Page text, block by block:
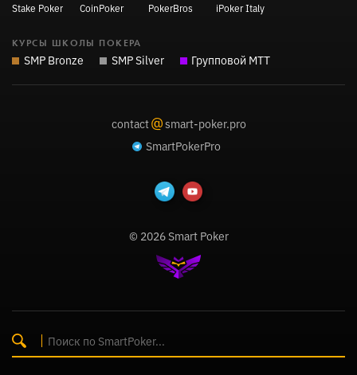
Stake Poker CoinPoker PokerBros iPoker Italy
КУРСЫ ШКОЛЫ ПОКЕРА
SMP Bronze SMP Silver Групповой MTT
© 2026 Smart Poker
contact@smart-poker.pro
SmartPokerPro